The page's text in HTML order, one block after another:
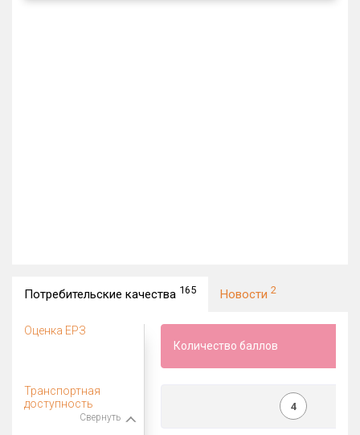
Потребительские качества 165 Новости 2
Оценка ЕРЗ
Количество баллов
Транспортная
доступность
Свернуть
4